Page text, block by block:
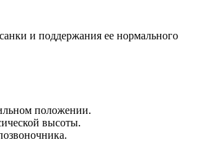
и поддержания ее нормального
положении.
высоты.